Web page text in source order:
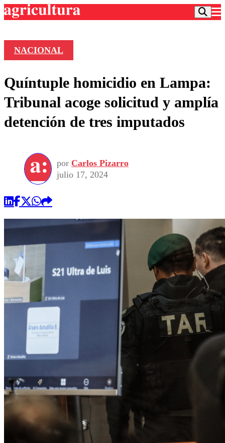
Frecuencias
Agricultura TV
Deportes
Colo Colo
Seleccion Chilena
Torneo Internacional
Universidad de Chile
Entretención
Economía
Internacional
Sustentabilidad
Publicaciones en medios
Opinión
NACIONAL
Quíntuple homicidio en Lampa:
Tribunal acoge solicitud y amplía
detención de tres imputados
por Carlos Pizarro
julio 17, 2024